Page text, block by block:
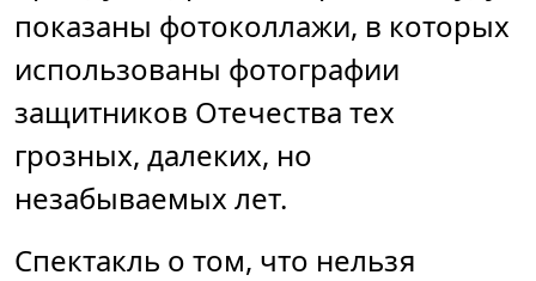
показаны фотоколлажи, в которых
использованы фотографии
защитников Отечества тех
грозных, далеких, но
незабываемых лет.
Спектакль о том, что нельзя